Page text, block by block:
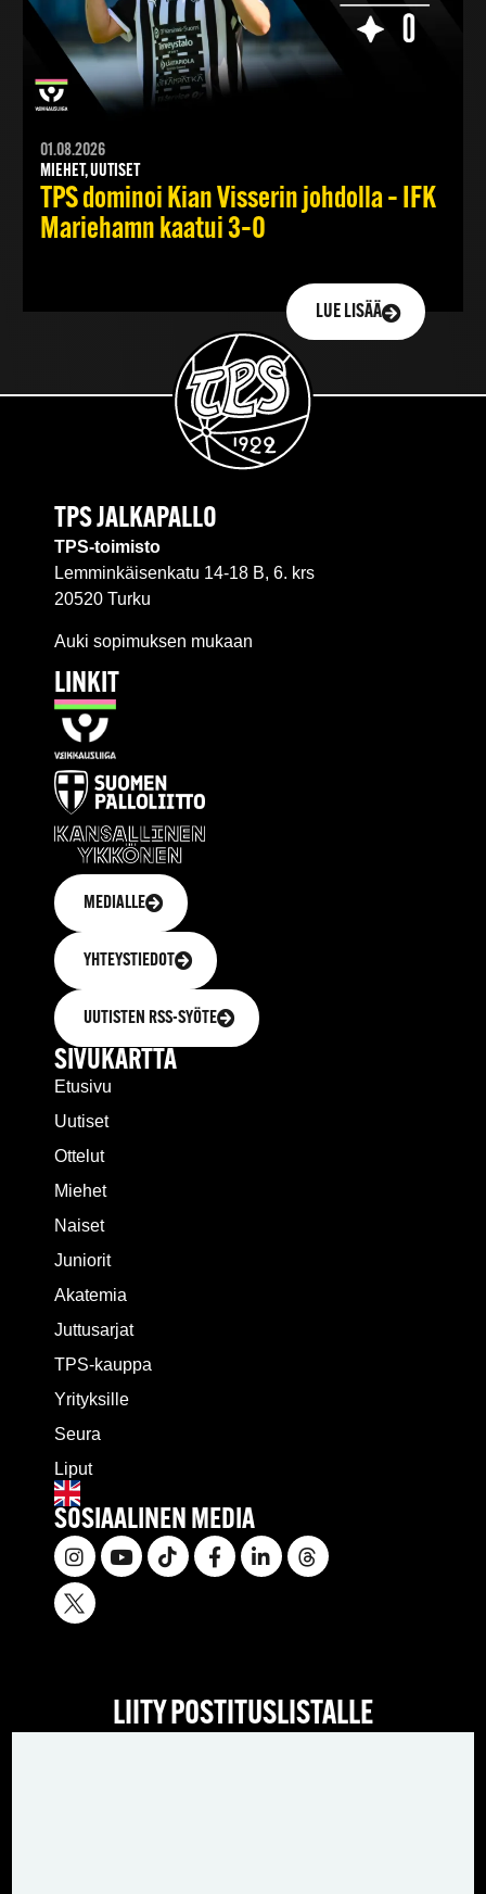
01.08.2026
MIEHET, UUTISET
TPS dominoi Kian Visserin johdolla – IFK
Mariehamn kaatui 3–0
LUE LISÄÄ
TPS JALKAPALLO
TPS-toimisto
Lemminkäisenkatu 14-18 B, 6. krs
20520 Turku
Auki sopimuksen mukaan
LINKIT
MEDIALLE
YHTEYSTIEDOT
UUTISTEN RSS-SYÖTE
SIVUKARTTA
Etusivu
Uutiset
Ottelut
Miehet
Naiset
Juniorit
Akatemia
Juttusarjat
TPS-kauppa
Yrityksille
Seura
Liput
SOSIAALINEN MEDIA
LIITY POSTITUSLISTALLE